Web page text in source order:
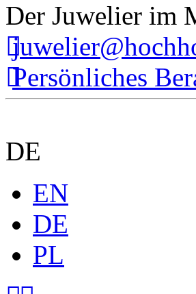
Der Juwelier im
Persönliches
DE
EN
DE
PL